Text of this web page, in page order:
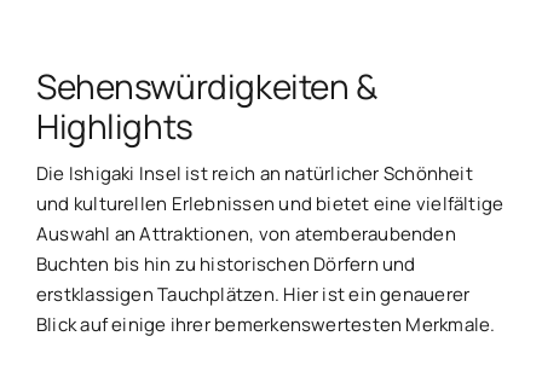
Sehenswürdigkeiten &
Highlights
Die Ishigaki Insel ist reich an natürlicher Schönheit
und kulturellen Erlebnissen und bietet eine vielfältige
Auswahl an Attraktionen, von atemberaubenden
Buchten bis hin zu historischen Dörfern und
erstklassigen Tauchplätzen. Hier ist ein genauerer
Blick auf einige ihrer bemerkenswertesten Merkmale.